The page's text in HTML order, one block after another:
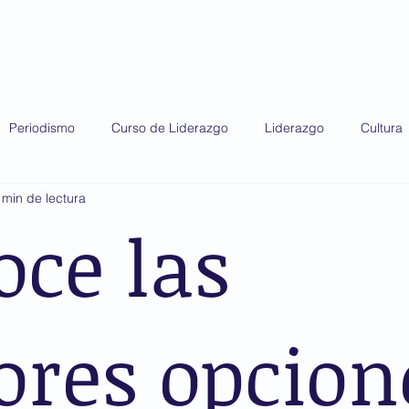
Periodismo Curso de Liderazgo Liderazgo Cultura
las
min de lectura